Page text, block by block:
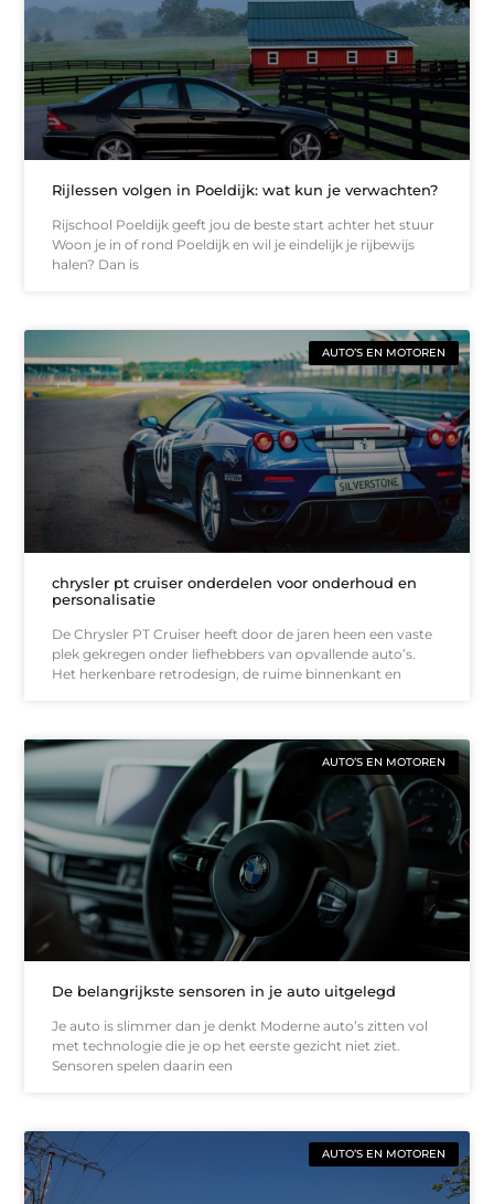
Rijlessen volgen in Poeldijk: wat kun je verwachten?
Rijschool Poeldijk geeft jou de beste start achter het stuur
Woon je in of rond Poeldijk en wil je eindelijk je rijbewijs
halen? Dan is
AUTO’S EN MOTOREN
chrysler pt cruiser onderdelen voor onderhoud en
personalisatie
De Chrysler PT Cruiser heeft door de jaren heen een vaste
plek gekregen onder liefhebbers van opvallende auto’s.
Het herkenbare retrodesign, de ruime binnenkant en
AUTO’S EN MOTOREN
De belangrijkste sensoren in je auto uitgelegd
Je auto is slimmer dan je denkt Moderne auto’s zitten vol
met technologie die je op het eerste gezicht niet ziet.
Sensoren spelen daarin een
AUTO’S EN MOTOREN